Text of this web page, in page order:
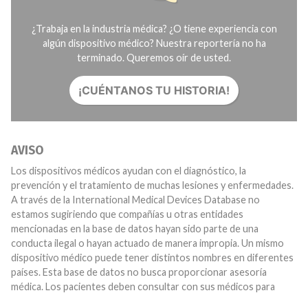
¿Trabaja en la industria médica? ¿O tiene experiencia con
algún dispositivo médico? Nuestra reportería no ha
terminado. Queremos oír de usted.
¡CUÉNTANOS TU HISTORIA!
AVISO
Los dispositivos médicos ayudan con el diagnóstico, la
prevención y el tratamiento de muchas lesiones y enfermedades.
A través de la International Medical Devices Database no
estamos sugiriendo que compañías u otras entidades
mencionadas en la base de datos hayan sido parte de una
conducta ilegal o hayan actuado de manera impropia. Un mismo
dispositivo médico puede tener distintos nombres en diferentes
países. Esta base de datos no busca proporcionar asesoría
médica. Los pacientes deben consultar con sus médicos para